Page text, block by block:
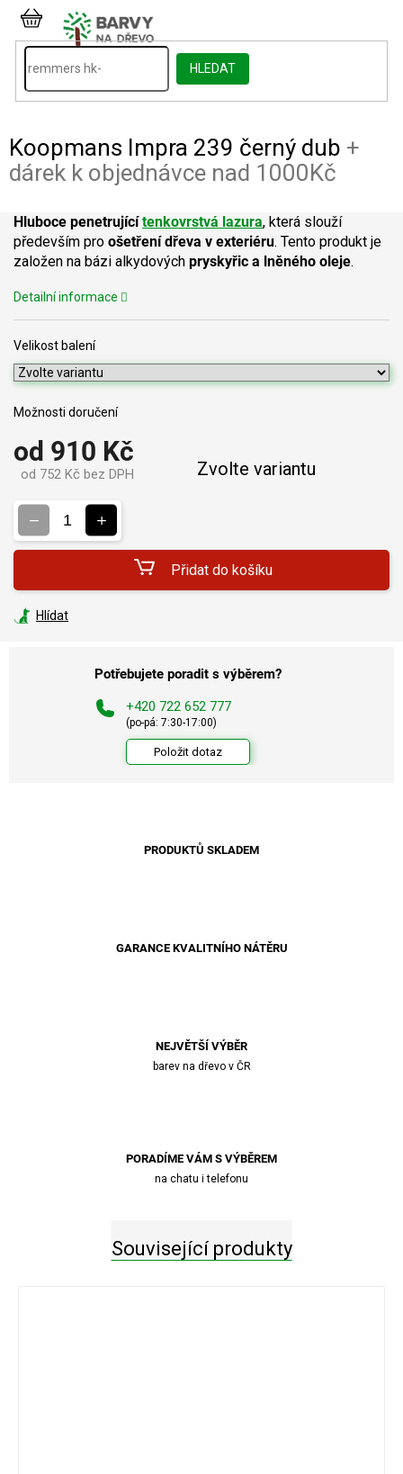
Přejít
obsah
HLEDAT
NÁKUPNÍ
KOŠÍK
Koopmans Impra 239 černý dub +
dárek k objednávce nad 1000Kč
od 910 Kč
od 752 Kč bez DPH Zvolte variantu
Velikost balení
Možnosti doručení
Přidat do košíku
Hluboce penetrujícítenkovrstvá lazura, která slouží
především pro ošetření dřeva v exteriéru. Tento produkt je
založen na bázi alkydových pryskyřic a lněného oleje.
Detailní informace
Hlídat
Potřebujete poradit s výběrem?
+420 722 652 777
(po-pá: 7:30-17:00)
Položit dotaz
PRODUKTŮ SKLADEM
GARANCE KVALITNÍHO NÁTĚRU
NEJVĚTŠÍ VÝBĚR
barev na dřevo v ČR
PORADÍME VÁM S VÝBĚREM
na chatu i telefonu
Související produkty